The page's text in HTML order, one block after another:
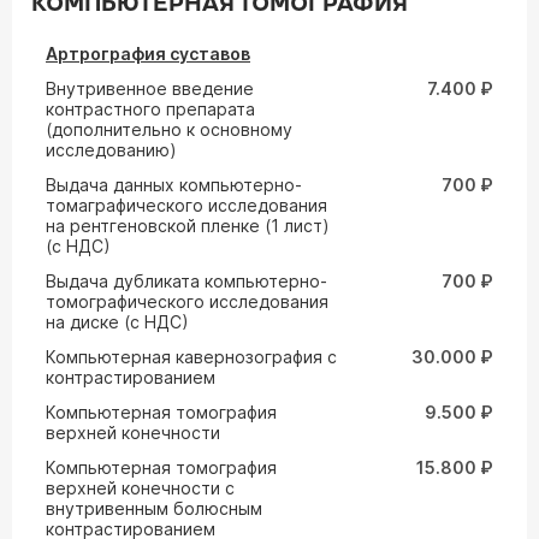
Артрография суставов
Внутривенное введение
контрастного препарата
(дополнительно к основному
исследованию)
7.400 ₽
Выдача данных компьютерно-
томаграфического исследования
на рентгеновской пленке (1 лист)
(с НДС)
700 ₽
Выдача дубликата компьютерно-
томографического исследования
на диске (с НДС)
700 ₽
Компьютерная кавернозография с
контрастированием
30.000 ₽
Компьютерная томография
верхней конечности
9.500 ₽
Компьютерная томография
верхней конечности с
внутривенным болюсным
контрастированием
15.800 ₽